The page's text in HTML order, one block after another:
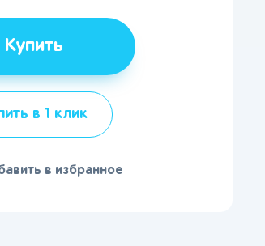
Купить
в 1 клик
в избранное